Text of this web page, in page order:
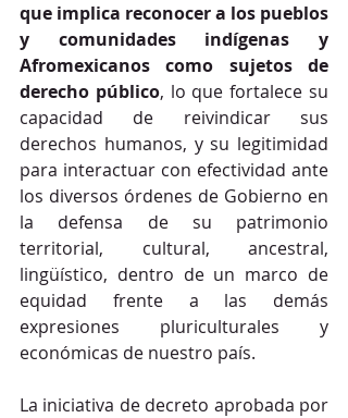
que implica reconocer a los pueblos
y comunidades indígenas y
Afromexicanos como sujetos de
derecho público, lo que fortalece su
capacidad de reivindicar sus
derechos humanos, y su legitimidad
para interactuar con efectividad ante
los diversos órdenes de Gobierno en
la defensa de su patrimonio
territorial, cultural, ancestral,
lingüístico, dentro de un marco de
equidad frente a las demás
expresiones pluriculturales y
económicas de nuestro país.
La iniciativa de decreto aprobada por